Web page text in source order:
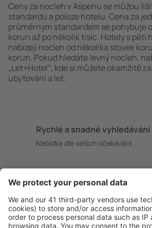
Ceny za nocleh v Aspenu se můžou
standardu a poloze hotelu. Cena za
průměrným standardem se pohybuje
korun až po několik tisíc. Hotely s pěti
nabízejí nocleh od několika stovek
korun. Pokud hledáte levný nocleh,
„Let+Hotel“, kde si můžete okamžitě
ubytování a let.
Rychlé a snadné vyhledávání
Nabídka dle vašich očekávání.
Bezproblémová rezervace s
zrušení.
S námi ušetříte